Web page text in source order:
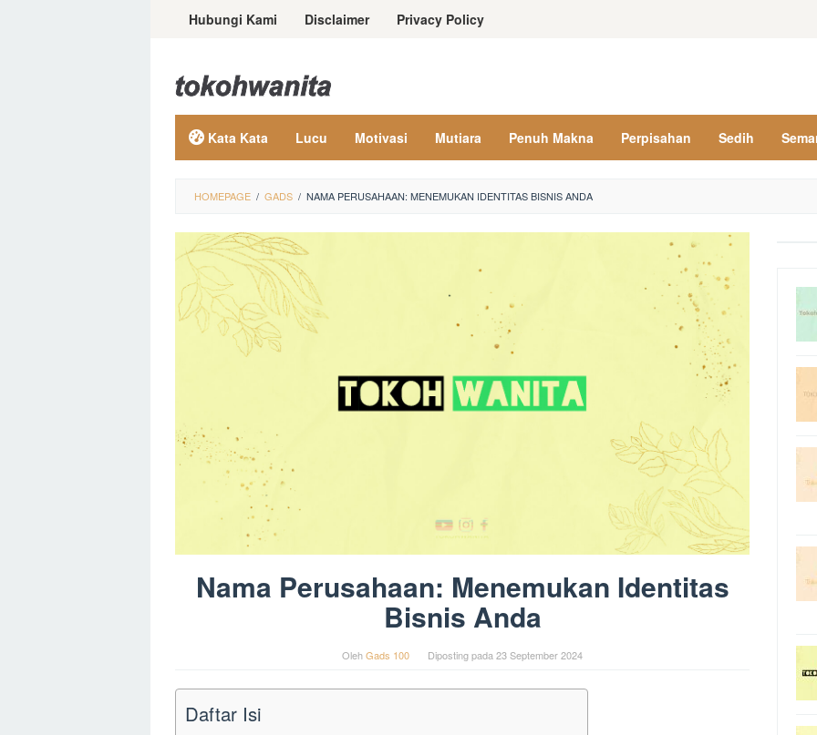
LoncatHubungi Kami Disclaimer Privacy Policy
Kata Kata Lucu Motivasi Mutiara Penuh Makna Perpisahan Sedih
HOMEPAGE / GADS / NAMA PERUSAHAAN: MENEMUKAN IDENTITAS BISNIS ANDA
Nama Perusahaan: Menemukan Identitas
Bisnis Anda
OlehGads 100 Diposting pada 23 September 2024
Daftar Isi